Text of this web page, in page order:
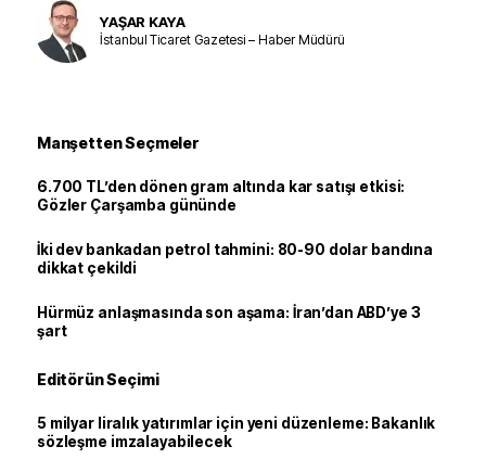
YAŞAR KAYA
İstanbul Ticaret Gazetesi – Haber Müdürü
Manşetten Seçmeler
6.700 TL’den dönen gram altında kar satışı etkisi:
Gözler Çarşamba gününde
İki dev bankadan petrol tahmini: 80-90 dolar bandına
dikkat çekildi
Hürmüz anlaşmasında son aşama: İran’dan ABD’ye 3
şart
Editörün Seçimi
5 milyar liralık yatırımlar için yeni düzenleme: Bakanlık
sözleşme imzalayabilecek